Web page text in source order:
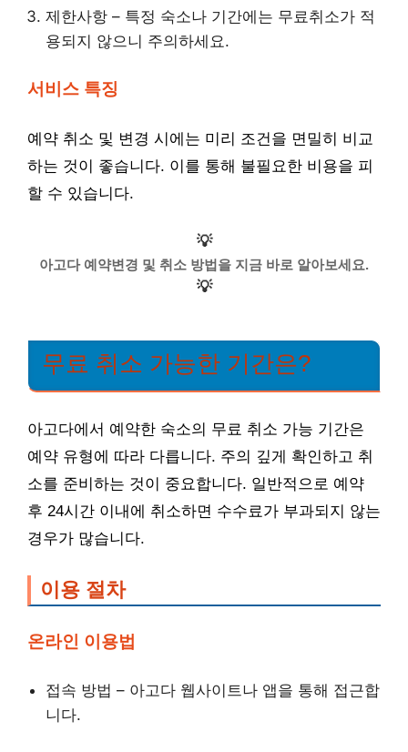
제한사항 – 특정 숙소나 기간에는 무료취소가 적
용되지 않으니 주의하세요.
서비스 특징
예약 취소 및 변경 시에는 미리 조건을 면밀히 비교
하는 것이 좋습니다. 이를 통해 불필요한 비용을 피
할 수 있습니다.
💡
아고다 예약변경 및 취소 방법을 지금 바로 알아보세요.
💡
무료 취소 가능한 기간은?
아고다에서 예약한 숙소의 무료 취소 가능 기간은
예약 유형에 따라 다릅니다. 주의 깊게 확인하고 취
소를 준비하는 것이 중요합니다. 일반적으로 예약
후 24시간 이내에 취소하면 수수료가 부과되지 않는
경우가 많습니다.
이용 절차
온라인 이용법
접속 방법 – 아고다 웹사이트나 앱을 통해 접근합
니다.